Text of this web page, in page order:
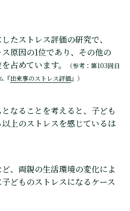
たストレス評価の研究で、
ス原因の1位であり、その他の
占めています。
（参考：第103回日
『出来事のストレス評価』）
なることを考えると、子ども
上のストレスを感じているは
、両親の生活環境の変化によ
どものストレスになるケース